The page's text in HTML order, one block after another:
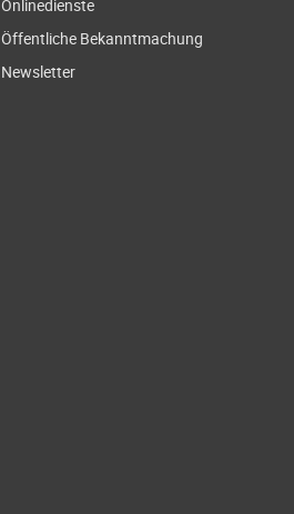
Onlinedienste
Öffentliche Bekanntmachung
Newsletter